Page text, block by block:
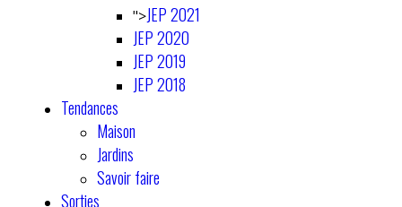
">JEP 2021
JEP 2020
JEP 2019
JEP 2018
Tendances
Maison
Jardins
Savoir faire
Sorties